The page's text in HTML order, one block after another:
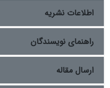
اطلاعات نشریه
راهنمای نویسندگان
ارسال مقاله